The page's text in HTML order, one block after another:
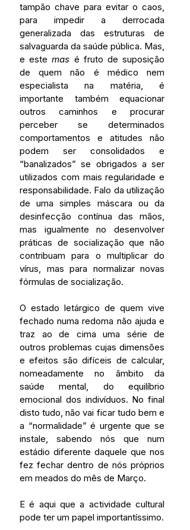
tampão chave para evitar o caos,
para impedir a derrocada
generalizada das estruturas de
salvaguarda da saúde pública. Mas,
e este mas é fruto de suposição
de quem não é médico nem
especialista na matéria, é
importante também equacionar
outros caminhos e procurar
perceber se determinados
comportamentos e atitudes não
podem ser consolidados e
“banalizados” se obrigados a ser
utilizados com mais regularidade e
responsabilidade. Falo da utilização
de uma simples máscara ou da
desinfecção contínua das mãos,
mas igualmente no desenvolver
práticas de socialização que não
contribuam para o multiplicar do
vírus, mas para normalizar novas
fórmulas de socialização.
O estado letárgico de quem vive
fechado numa redoma não ajuda e
traz ao de cima uma série de
outros problemas cujas dimensões
e efeitos são difíceis de calcular,
nomeadamente no âmbito da
saúde mental, do equilíbrio
emocional dos indivíduos. No final
disto tudo, não vai ficar tudo bem e
a “normalidade” é urgente que se
instale, sabendo nós que num
estádio diferente daquele que nos
fez fechar dentro de nós próprios
em meados do mês de Março.
E é aqui que a actividade cultural
pode ter um papel importantíssimo.